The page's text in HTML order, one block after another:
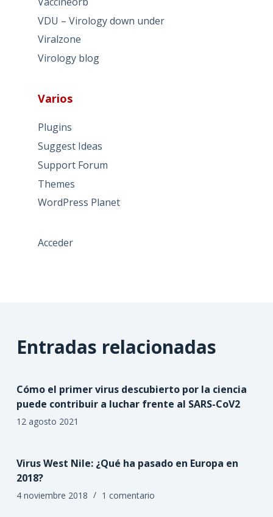
VDU – Virology down under
Viralzone
Virology blog
Varios
Plugins
Suggest Ideas
Support Forum
Themes
WordPress Planet
Acceder
Entradas relacionadas
Cómo el primer virus descubierto por la ciencia
puede contribuir a luchar frente al SARS-CoV2
12 agosto 2021
Virus West Nile: ¿Qué ha pasado en Europa en
2018?
4 noviembre 2018 1 comentario